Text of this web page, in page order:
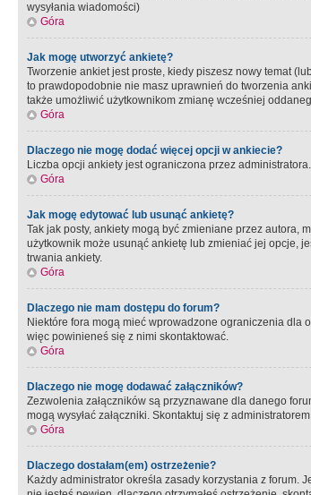
wysyłania wiadomości)
Góra
Jak mogę utworzyć ankietę?
Tworzenie ankiet jest proste, kiedy piszesz nowy temat
to prawdopodobnie nie masz uprawnień do tworzenia
także umożliwić użytkownikom zmianę wcześniej
Góra
Dlaczego nie mogę dodać więcej opcji w ankiecie?
Liczba opcji ankiety jest ograniczona przez
Góra
Jak mogę edytować lub usunąć ankietę?
Tak jak posty, ankiety mogą być zmieniane przez autora,
użytkownik może usunąć ankietę lub zmieniać jej opcje,
trwania ankiety.
Góra
Dlaczego nie mam dostępu do forum?
Niektóre fora mogą mieć wprowadzone ograniczenia dla
więc powinieneś się z nimi skontaktować.
Góra
Dlaczego nie mogę dodawać załączników?
Zezwolenia załączników są przyznawane dla danego
mogą wysyłać załączniki. Skontaktuj się z
Góra
Dlaczego dostałam(em) ostrzeżenie?
Każdy administrator określa zasady korzystania z forum.